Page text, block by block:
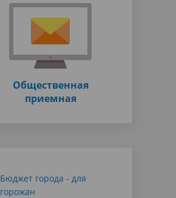
Общественная
приемная
Бюджет города - для
горожан